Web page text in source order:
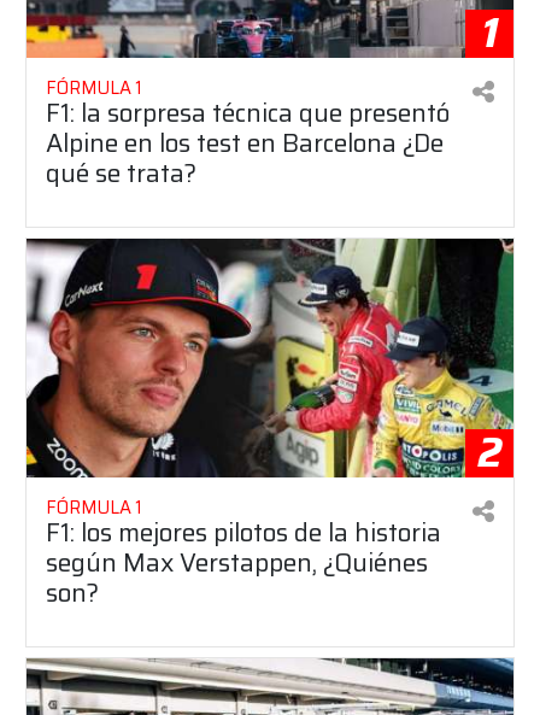
1
FÓRMULA 1
F1: la sorpresa técnica que presentó
Alpine en los test en Barcelona ¿De
qué se trata?
2
FÓRMULA 1
F1: los mejores pilotos de la historia
según Max Verstappen, ¿Quiénes
son?